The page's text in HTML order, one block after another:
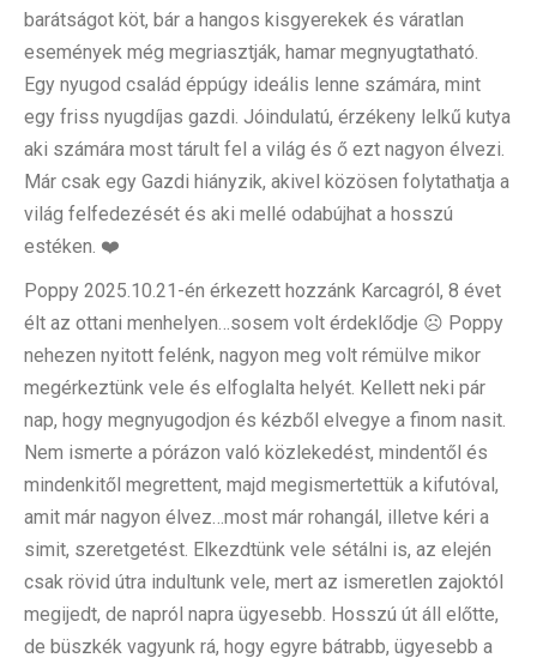
barátságot köt, bár a hangos kisgyerekek és váratlan
események még megriasztják, hamar megnyugtatható.
Egy nyugod család éppúgy ideális lenne számára, mint
egy friss nyugdíjas gazdi. Jóindulatú, érzékeny lelkű kutya
aki számára most tárult fel a világ és ő ezt nagyon élvezi.
Már csak egy Gazdi hiányzik, akivel közösen folytathatja a
világ felfedezését és aki mellé odabújhat a hosszú
estéken. ❤️
Poppy 2025.10.21-én érkezett hozzánk Karcagról, 8 évet
élt az ottani menhelyen…sosem volt érdeklődje ☹ Poppy
nehezen nyitott felénk, nagyon meg volt rémülve mikor
megérkeztünk vele és elfoglalta helyét. Kellett neki pár
nap, hogy megnyugodjon és kézből elvegye a finom nasit.
Nem ismerte a pórázon való közlekedést, mindentől és
mindenkitől megrettent, majd megismertettük a kifutóval,
amit már nagyon élvez…most már rohangál, illetve kéri a
simit, szeretgetést. Elkezdtünk vele sétálni is, az elején
csak rövid útra indultunk vele, mert az ismeretlen zajoktól
megijedt, de napról napra ügyesebb. Hosszú út áll előtte,
de büszkék vagyunk rá, hogy egyre bátrabb, ügyesebb a